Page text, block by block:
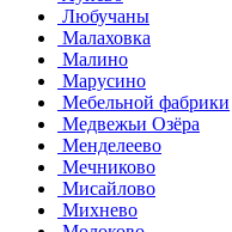
Любучаны
Малаховка
Малино
Марусино
Мебельной фабрики
Медвежьи Озёра
Менделеево
Мечниково
Мисайлово
Михнево